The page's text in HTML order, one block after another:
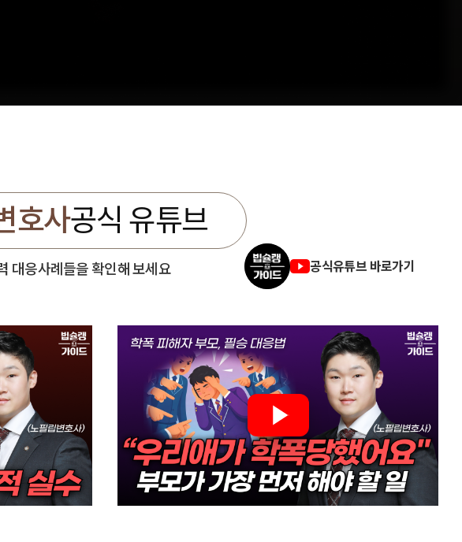
호사공식 유튜브
대응사례들을 확인해 보세요 공식유튜브 바로가기